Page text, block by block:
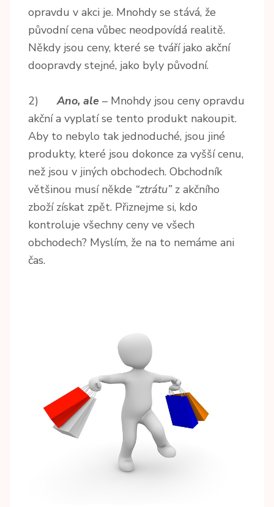
opravdu v akci je. Mnohdy se stává, že
původní cena vůbec neodpovídá realitě.
Někdy jsou ceny, které se tváří jako akční
doopravdy stejné, jako byly původní.
2)Ano, ale – Mnohdy jsou ceny opravdu
akční a vyplatí se tento produkt nakoupit.
Aby to nebylo tak jednoduché, jsou jiné
produkty, které jsou dokonce za vyšší cenu,
než jsou v jiných obchodech. Obchodník
většinou musí někde “ztrátu” z akčního
zboží získat zpět. Přiznejme si, kdo
kontroluje všechny ceny ve všech
obchodech? Myslím, že na to nemáme ani
čas.